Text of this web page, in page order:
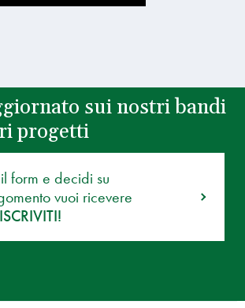
sui nostri bandi
progetti
form e decidi su
vuoi ricevere
ISCRIVITI!